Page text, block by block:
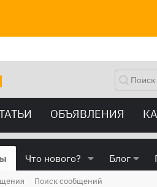
ОБЪЯВЛЕНИЯ
Что нового? Блог
Поиск сообщений